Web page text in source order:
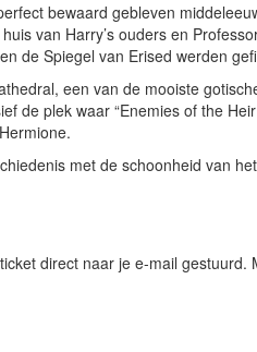
bewaard gebleven
van Harry’s ouders en
de Spiegel van Erised werden
een van de mooiste
de plek waar “Enemies of the
met de schoonheid van
direct naar je e-mail